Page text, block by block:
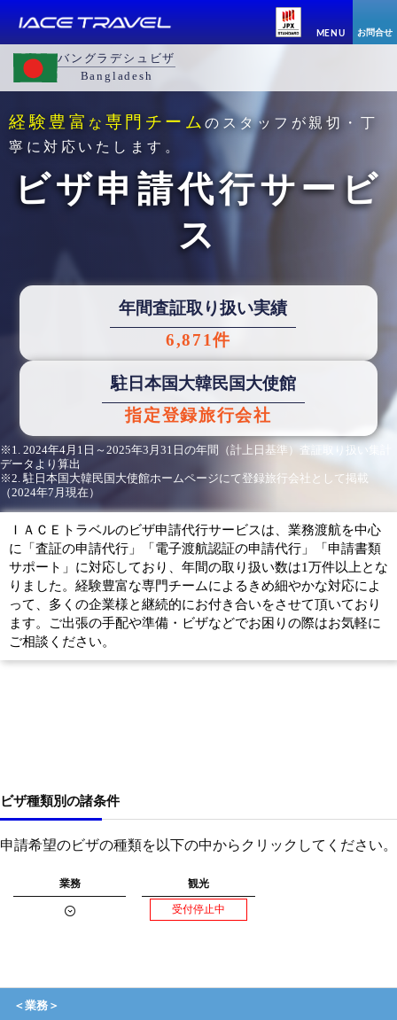
MENU お問合せ
バングラデシュビザ
Bangladesh
経験豊富 な 専門チーム のスタッフが親切・丁
寧に対応いたします。
ビザ申請代行サービ
ス
年間査証取り扱い実績
6,871件
駐日本国大韓民国大使館
指定登録旅行会社
※1. 2024年4月1日～2025年3月31日の年間（計上日基準）査証取り扱い集計
データより算出
※2. 駐日本国大韓民国大使館ホームページにて登録旅行会社として掲載
（2024年7月現在）
ＩＡＣＥトラベルのビザ申請代行サービスは、業務渡航を中心
に「査証の申請代行」「電子渡航認証の申請代行」「申請書類
サポート」に対応しており、年間の取り扱い数は1万件以上とな
りました。経験豊富な専門チームによるきめ細やかな対応によ
って、多くの企業様と継続的にお付き合いをさせて頂いており
ます。ご出張の手配や準備・ビザなどでお困りの際はお気軽に
ご相談ください。
ビザ種類別の諸条件
申請希望のビザの種類を以下の中からクリックしてください。
業務 観光
＜業務＞